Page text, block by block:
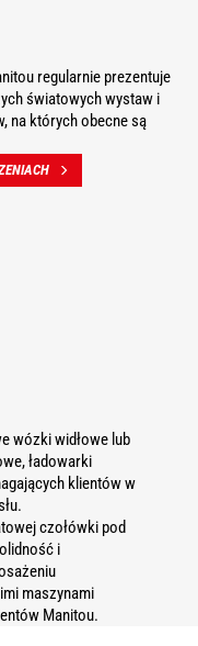
regularnie prezentuje
światowych wystaw i
na których obecne są
wózki widłowe lub
ładowarki
klientów w
czołówki pod
i
maszynami
Manitou.